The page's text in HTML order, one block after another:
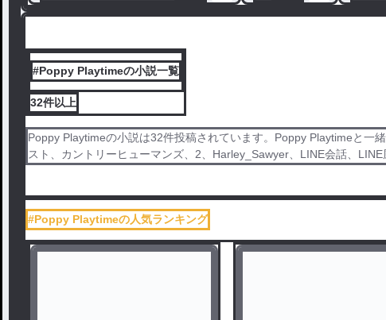
#Poppy Playtimeの小説一覧
32件以上
Poppy Playtimeの小説は32件投稿されています。Poppy Playtimeと一
スト、カントリーヒューマンズ、2、Harley_Sawyer、LINE会話、
#Poppy Playtimeの人気ランキング